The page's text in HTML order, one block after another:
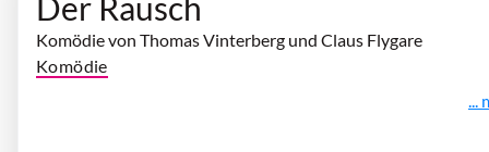
Komödie von Thomas Vinterberg und Claus Flygare
Komödie
...